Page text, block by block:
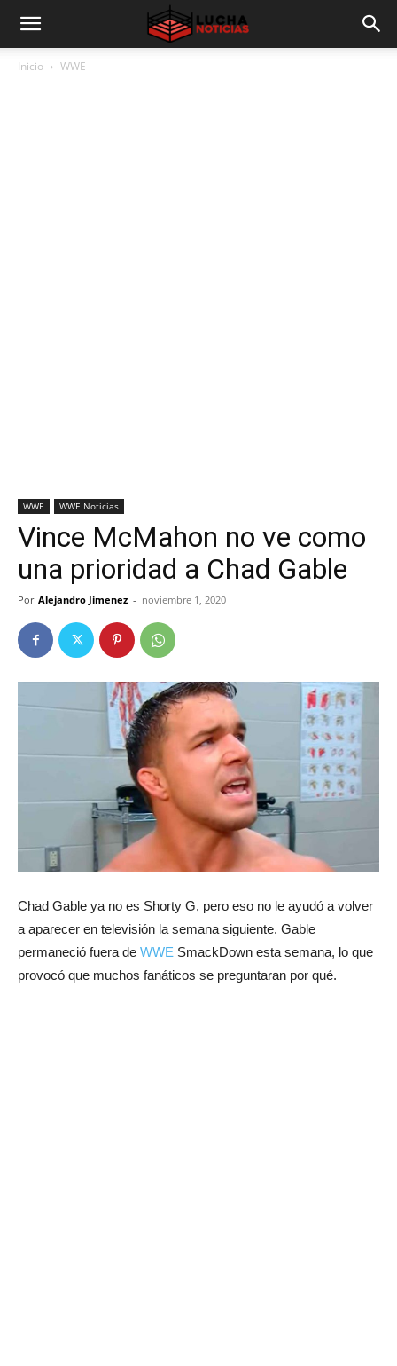
Inicio WWE
WWE WWE Noticias
Vince McMahon no ve como
una prioridad a Chad Gable
Por Alejandro Jimenez - noviembre 1, 2020
Chad Gable ya no es Shorty G, pero eso no le ayudó a volver
a aparecer en televisión la semana siguiente. Gable
permaneció fuera de WWE SmackDown esta semana, lo que
provocó que muchos fanáticos se preguntaran por qué.